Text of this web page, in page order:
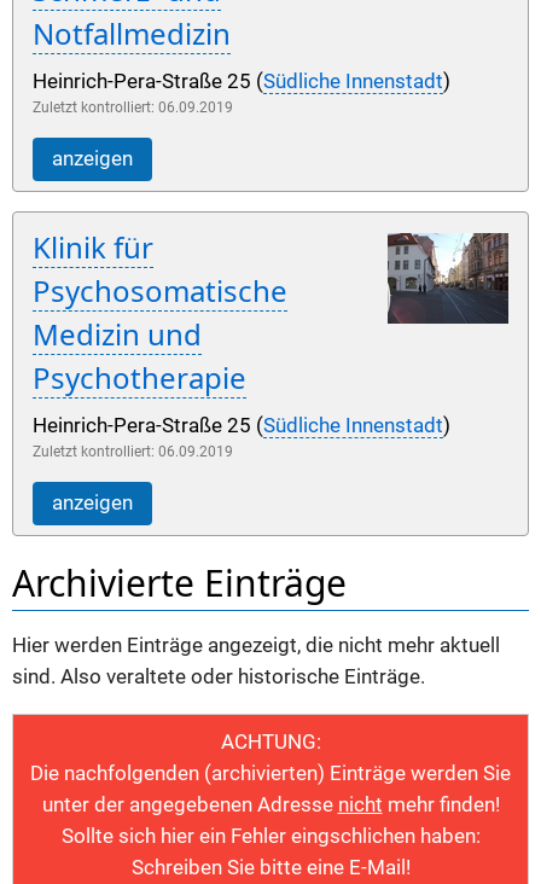
Notfallmedizin
Heinrich-Pera-Straße 25 (Südliche Innenstadt)
Zuletzt kontrolliert: 06.09.2019
anzeigen
Klinik für
Psychosomatische
Medizin und
Psychotherapie
Heinrich-Pera-Straße 25 (Südliche Innenstadt)
Zuletzt kontrolliert: 06.09.2019
anzeigen
Archivierte Einträge
Hier werden Einträge angezeigt, die nicht mehr aktuell
sind. Also veraltete oder historische Einträge.
ACHTUNG:
Die nachfolgenden (archivierten) Einträge werden Sie
unter der angegebenen Adresse nicht mehr finden!
Sollte sich hier ein Fehler eingschlichen haben:
Schreiben Sie bitte eine E-Mail!